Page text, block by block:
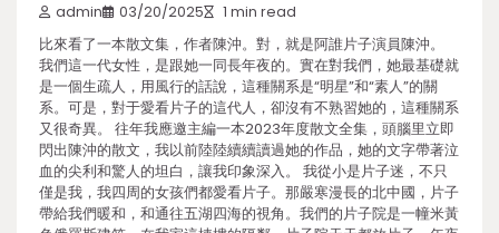
admin 03/20/2025 1 min read
比來看了一本散文集，作者陳沖。對，就是阿誰片子演員陳沖。
我們這一代女性，是跟她一同長年夜的。實在對我們，她最基礎就
是一個生疏人，用風行的話說，這種關系是“明星”和“素人”的關
系。可是，對于愛看片子的這代人，卻沒有不熟習她的，這種關系
又很奇異。 往年我應邀主編一本2023年度散文全集，頭腦里立即
閃出陳沖的散文，我以前陸陸續續讀過她的作品，她的文字帶著泣
血的尖利和驚人的坦白，讓我印象深入。 我從小是片子迷，不只
僅是我，我四周的女孩們都愛看片子。那嚴寒漫長的北中國，片子
帶給我們暖和，和通往五湖四海的視角。我們的片子院是一幢米黃